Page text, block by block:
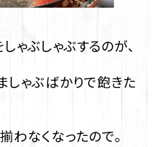
ゃぶしゃぶするのが、
しゃぶばかりで飽きた
わなくなったので。